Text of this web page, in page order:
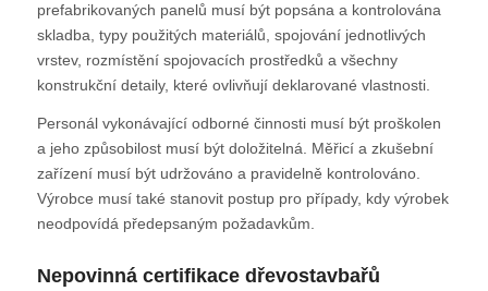
prefabrikovaných panelů musí být popsána a kontrolována
skladba, typy použitých materiálů, spojování jednotlivých
vrstev, rozmístění spojovacích prostředků a všechny
konstrukční detaily, které ovlivňují deklarované vlastnosti.
Personál vykonávající odborné činnosti musí být proškolen
a jeho způsobilost musí být doložitelná. Měřicí a zkušební
zařízení musí být udržováno a pravidelně kontrolováno.
Výrobce musí také stanovit postup pro případy, kdy výrobek
neodpovídá předepsaným požadavkům.
Nepovinná certifikace dřevostavbařů